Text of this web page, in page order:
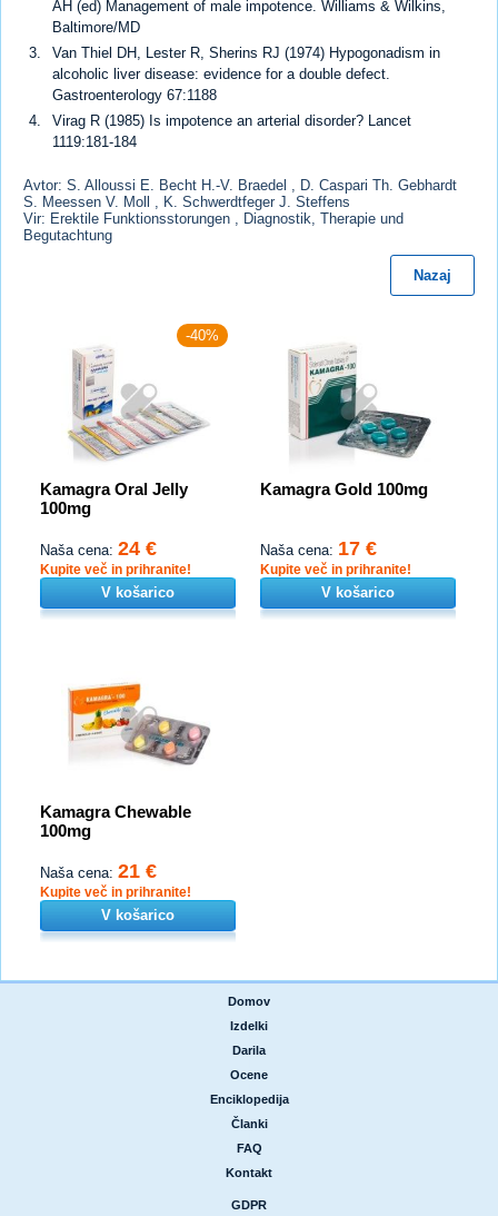
AH (ed) Management of male impotence. Williams & Wilkins,
Baltimore/MD
Van Thiel DH, Lester R, Sherins RJ (1974) Hypogonadism in
alcoholic liver disease: evidence for a double defect.
Gastroenterology 67:1188
Virag R (1985) Is impotence an arterial disorder? Lancet
1119:181-184
Avtor: S. Alloussi E. Becht H.-V. Braedel , D. Caspari Th. Gebhardt
S. Meessen V. Moll , K. Schwerdtfeger J. Steffens
Vir: Erektile Funktionsstorungen , Diagnostik, Therapie und
Begutachtung
Nazaj
-40%
Kamagra Oral Jelly
100mg
Naša cena: 24 €
Kupite več in prihranite!
V košarico
Kamagra Gold 100mg
Naša cena: 17 €
Kupite več in prihranite!
V košarico
Kamagra Chewable
100mg
Naša cena: 21 €
Kupite več in prihranite!
V košarico
Domov
Izdelki
Darila
Ocene
Enciklopedija
Članki
FAQ
Kontakt
GDPR